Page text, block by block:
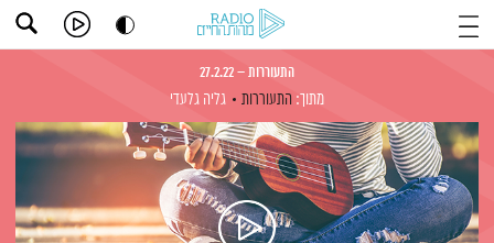
התעוררות – 27.2.22
מתוך: התעוררות גליה גלעדי